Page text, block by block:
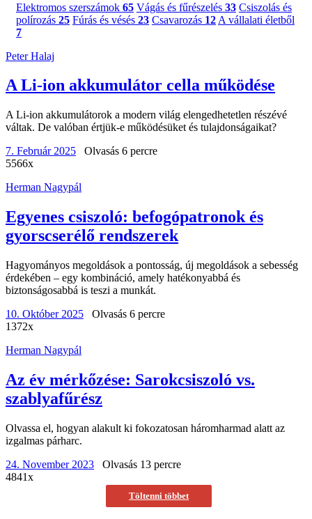
Elektromos szerszámok 65 Vágás és fűrészelés 33 Csiszolás és
polírozás 25 Fúrás és vésés 23 Csavarozás 12 A vállalati életből
7
Peter Halaj
A Li-ion akkumulátor cella működése
A Li-ion akkumulátorok a modern világ elengedhetetlen részévé
váltak. De valóban értjük-e működésüket és tulajdonságaikat?
7. Február 2025
Olvasás 6 percre
5566x
Herman Nagypál
Egyenes csiszoló: befogópatronok és
gyorscserélő rendszerek
Hagyományos megoldások a pontosság, új megoldások a sebesség
érdekében – egy kombináció, amely hatékonyabbá és
biztonságosabbá is teszi a munkát.
10. Október 2025
Olvasás 6 percre
1372x
Herman Nagypál
Az év mérkőzése: Sarokcsiszoló vs.
szablyafűrész
Olvassa el, hogyan alakult ki fokozatosan háromharmad alatt az
izgalmas párharc.
24. November 2023
Olvasás 13 percre
4841x
Töltenni többet